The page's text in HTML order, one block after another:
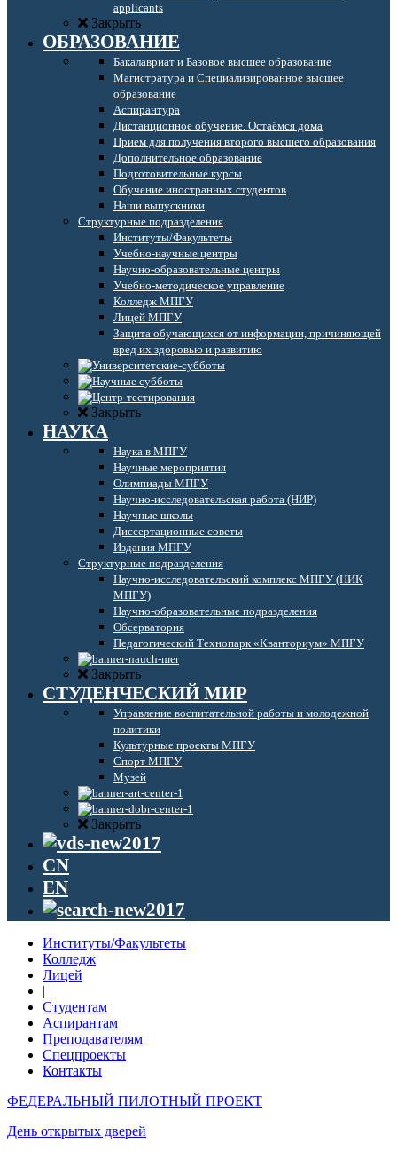
applicants
Закрыть
ОБРАЗОВАНИЕ
Бакалавриат и Базовое высшее образование
Магистратура и Специализированное высшее
образование
Аспирантура
Дистанционное обучение. Остаёмся дома
Прием для получения второго высшего образования
Дополнительное образование
Подготовительные курсы
Обучение иностранных студентов
Наши выпускники
Структурные подразделения
Институты/Факультеты
Учебно-научные центры
Научно-образовательные центры
Учебно-методическое управление
Колледж МПГУ
Лицей МПГУ
Защита обучающихся от информации, причиняющей
вред их здоровью и развитию
Закрыть
НАУКА
Наука в МПГУ
Научные мероприятия
Олимпиады МПГУ
Научно-исследовательская работа (НИР)
Научные школы
Диссертационные советы
Издания МПГУ
Структурные подразделения
Научно-исследовательский комплекс МПГУ (НИК
МПГУ)
Научно-образовательные подразделения
Обсерватория
Педагогический Технопарк «Кванториум» МПГУ
Закрыть
СТУДЕНЧЕСКИЙ МИР
Управление воспитательной работы и молодежной
политики
Культурные проекты МПГУ
Спорт МПГУ
Музей
Закрыть
CN
EN
Институты/Факультеты
Колледж
Лицей
|
Студентам
Аспирантам
Преподавателям
Спецпроекты
Контакты
ФЕДЕРАЛЬНЫЙ ПИЛОТНЫЙ ПРОЕКТ
День открытых дверей